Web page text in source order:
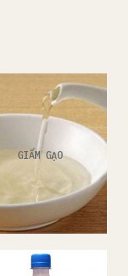
GIẤM GẠO